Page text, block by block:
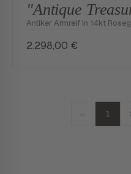
"Antique
Antiker Armreif in 14kt
2.298,00 €
1